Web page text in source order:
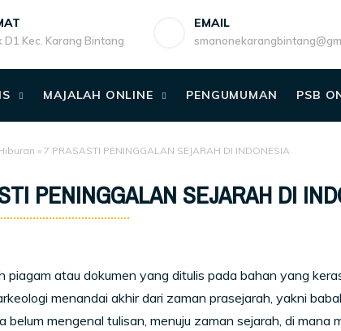
D1 Kec. Karang Bintang
EMAIL
MAJALAH ONLINE PENGUMUMAN PSB
» 7 PRASASTI PENINGGALAN SEJARAH DI INDONESIA
PENINGGALAN SEJARAH DI
piagam atau dokumen yang ditulis pada bahan yang
menandai akhir dari zaman prasejarah, yakni
belum mengenal tulisan, menuju zaman sejarah, di mana